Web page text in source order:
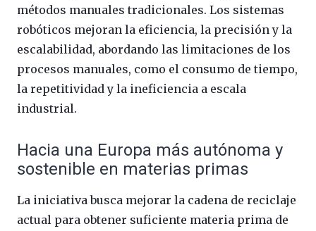
métodos manuales tradicionales. Los sistemas
robóticos mejoran la eficiencia, la precisión y la
escalabilidad, abordando las limitaciones de los
procesos manuales, como el consumo de tiempo,
la repetitividad y la ineficiencia a escala
industrial.
Hacia una Europa más autónoma y
sostenible en materias primas
La iniciativa busca mejorar la cadena de reciclaje
actual para obtener suficiente materia prima de